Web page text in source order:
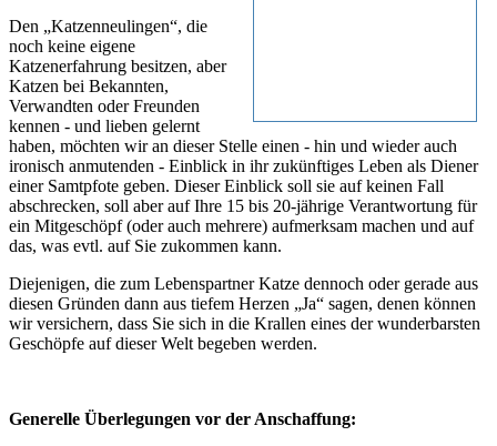
Den „Katzenneulingen“, die
noch keine eigene
Katzenerfahrung besitzen, aber
Katzen bei Bekannten,
Verwandten oder Freunden
kennen - und lieben gelernt
haben, möchten wir an dieser Stelle einen - hin und wieder auch
ironisch anmutenden - Einblick in ihr zukünftiges Leben als Diener
einer Samtpfote geben. Dieser Einblick soll sie auf keinen Fall
abschrecken, soll aber auf Ihre 15 bis 20-jährige Verantwortung für
ein Mitgeschöpf (oder auch mehrere) aufmerksam machen und auf
das, was evtl. auf Sie zukommen kann.
Diejenigen, die zum Lebenspartner Katze dennoch oder gerade aus
diesen Gründen dann aus tiefem Herzen „Ja“ sagen, denen können
wir versichern, dass Sie sich in die Krallen eines der wunderbarsten
Geschöpfe auf dieser Welt begeben werden.
Generelle Überlegungen vor der Anschaffung: